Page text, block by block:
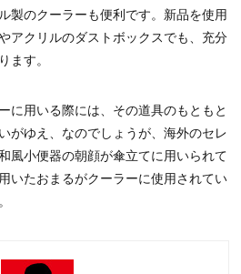
製のクーラーも便利です。新品を使用
アクリルのダストボックスでも、充分
ます。
に用いる際には、その道具のもともと
がゆえ、なのでしょうが、海外のセレ
風小便器の朝顔が傘立てに用いられて
いたおまるがクーラーに使用されてい